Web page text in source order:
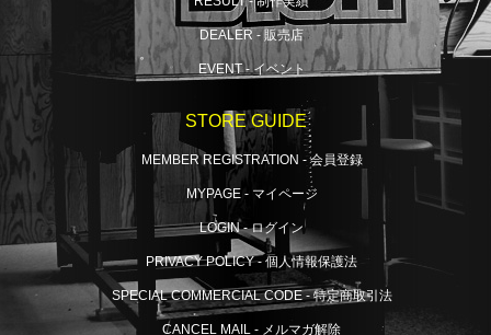
DEALER - 販売店
EVENT - イベント
STORE GUIDE
MEMBER REGISTRATION - 会員登録
MYPAGE - マイページ
LOGIN - ログイン
PRIVACY POLICY - 個人情報保護法
SPECIAL COMMERCIAL CODE - 特定商取引法
CANCEL MAIL - メルマガ解除